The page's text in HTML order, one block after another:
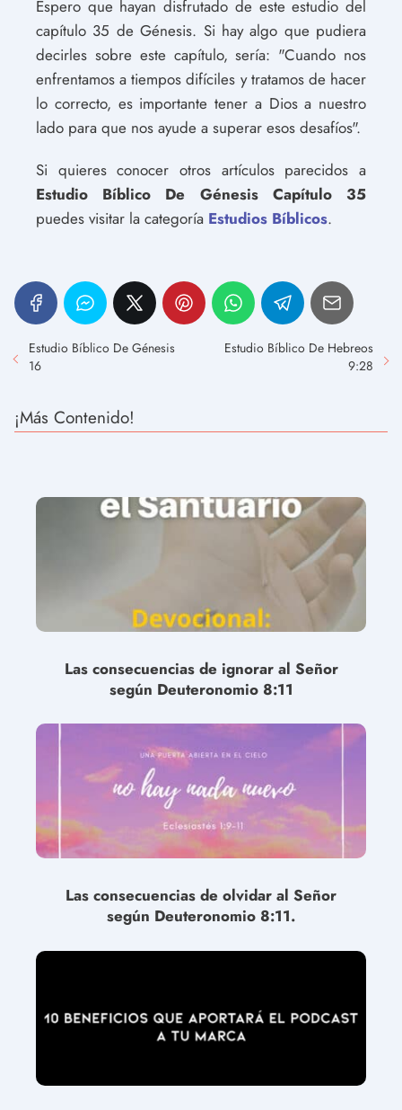
Espero que hayan disfrutado de este estudio del
capítulo 35 de Génesis. Si hay algo que pudiera
decirles sobre este capítulo, sería: "Cuando nos
enfrentamos a tiempos difíciles y tratamos de hacer
lo correcto, es importante tener a Dios a nuestro
lado para que nos ayude a superar esos desafíos".
Si quieres conocer otros artículos parecidos a
Estudio Bíblico De Génesis Capítulo 35
puedes visitar la categoría Estudios Bíblicos.
Estudio Bíblico De Génesis
16
Estudio Bíblico De Hebreos
9:28
¡Más Contenido!
Las consecuencias de ignorar al Señor
según Deuteronomio 8:11
Las consecuencias de olvidar al Señor
según Deuteronomio 8:11.